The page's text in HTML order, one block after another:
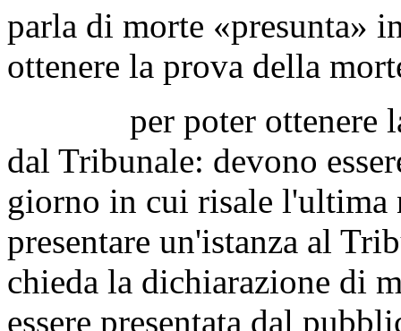
parla di morte «presunta»
ottenere la prova della
per poter ottenere la
dal Tribunale: devono
giorno in cui risale l'ultima
presentare un'istanza al
chieda la dichiarazione di
essere presentata dal